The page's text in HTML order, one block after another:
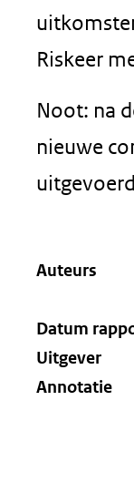
Riskeer
Noot: na
nieuwe
Auteurs
Datum
Uitgever
Annotatie